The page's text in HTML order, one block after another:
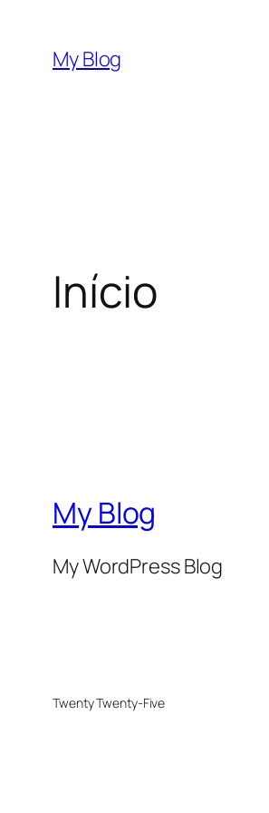
My Blog
Início
My Blog
My WordPress Blog
Twenty Twenty-Five